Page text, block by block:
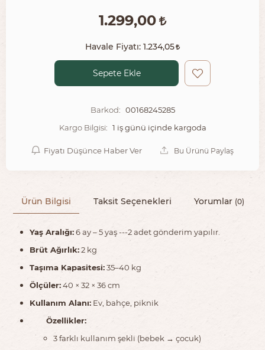
1.299,00
Havale Fiyatı: 1.234,05
Sepete Ekle
Barkod: 00168245285
Kargo Bilgisi: 1 iş günü içinde kargoda
Fiyatı Düşünce Haber Ver Bu Ürünü Paylaş
Ürün Bilgisi Taksit Seçenekleri Yorumlar (0)
Yaş Aralığı:6 ay – 5 yaş ---2 adet gönderim yapılır.
Brüt Ağırlık:2 kg
Taşıma Kapasitesi:35–40 kg
Ölçüler:40 × 32 × 36 cm
Kullanım Alanı: Ev, bahçe, piknik
Özellikler:
3 farklı kullanım şekli (bebek → çocuk)